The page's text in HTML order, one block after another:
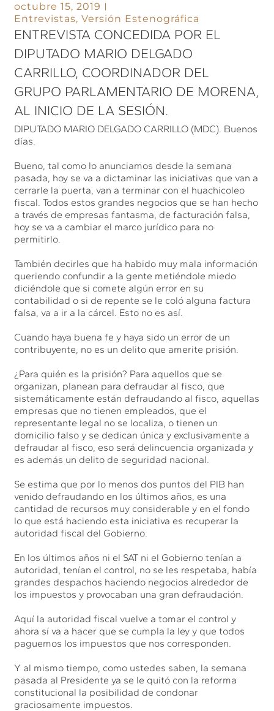
octubre 15, 2019
Entrevistas,Versión Estenográfica
ENTREVISTA CONCEDIDA POR EL
DIPUTADO MARIO DELGADO
CARRILLO, COORDINADOR DEL
GRUPO PARLAMENTARIO DE MORENA,
AL INICIO DE LA SESIÓN.
DIPUTADO MARIO DELGADO CARRILLO (MDC). Buenos
días.
Bueno, tal como lo anunciamos desde la semana
pasada, hoy se va a dictaminar las iniciativas que van a
cerrarle la puerta, van a terminar con el huachicoleo
fiscal. Todos estos grandes negocios que se han hecho
a través de empresas fantasma, de facturación falsa,
hoy se va a cambiar el marco jurídico para no
permitirlo.
También decirles que ha habido muy mala información
queriendo confundir a la gente metiéndole miedo
diciéndole que si comete algún error en su
contabilidad o si de repente se le coló alguna factura
falsa, va a ir a la cárcel. Esto no es así.
Cuando haya buena fe y haya sido un error de un
contribuyente, no es un delito que amerite prisión.
¿Para quién es la prisión? Para aquellos que se
organizan, planean para defraudar al fisco, que
sistemáticamente están defraudando al fisco, aquellas
empresas que no tienen empleados, que el
representante legal no se localiza, o tienen un
domicilio falso y se dedican única y exclusivamente a
defraudar al fisco, eso será delincuencia organizada y
es además un delito de seguridad nacional.
Se estima que por lo menos dos puntos del PIB han
venido defraudando en los últimos años, es una
cantidad de recursos muy considerable y en el fondo
lo que está haciendo esta iniciativa es recuperar la
autoridad fiscal del Gobierno.
En los últimos años ni el SAT ni el Gobierno tenían a
autoridad, tenían el control, no se les respetaba, había
grandes despachos haciendo negocios alrededor de
los impuestos y provocaban una gran defraudación.
Aquí la autoridad fiscal vuelve a tomar el control y
ahora sí va a hacer que se cumpla la ley y que todos
paguemos los impuestos que nos corresponden.
Y al mismo tiempo, como ustedes saben, la semana
pasada al Presidente ya se le quitó con la reforma
constitucional la posibilidad de condonar
graciosamente impuestos.